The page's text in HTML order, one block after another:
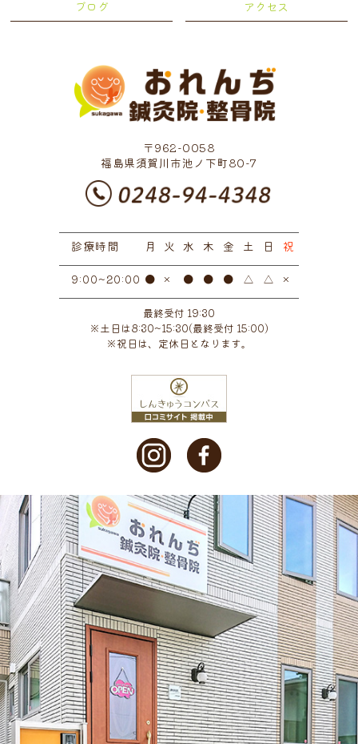
2023年12月(1)
2022年11月(4)
2022年10月(1)
2022年7月(1)
2022年6月(3)
2022年3月
(3)
2022年1月
(1)
2021年11月(1)
2021年10月(2)
2021年7月
2021年4月(1)
2021年3月(2)
2021年2月(1)
2021年1月(1)
2020年12月(2)
2020年11月 (3)
2020年10月
(1)
(1)
2020年8月(1)
2020年6月(4)
2020年5月(2)
2020年3月(1)
ブログ
アクセス
〒962-0058
福島県須賀川市池ノ下町80-7
診療時間 月 火 水 木 金 土 日 祝
9:00~20:00 ● × ● ● ● △ △ ×
最終受付 19:30
※土日は8:30~15:30(最終受付 15:00)
※祝日は、定休日となります。